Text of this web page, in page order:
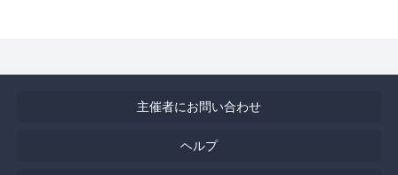
主催者にお問い合わせ
ヘルプ